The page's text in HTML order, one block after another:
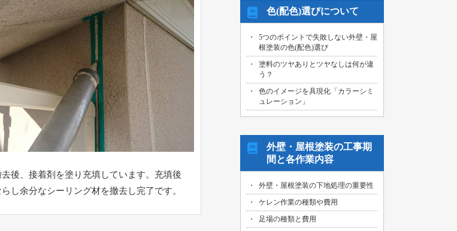
去後、接着剤を塗り充填しています。充填後
らし余分なシーリング材を撤去し完了です。
色(配色)選びについて
5つのポイントで失敗しない外壁・屋
根塗装の色(配色)選び
塗料のツヤありとツヤなしは何が違
う？
色のイメージを具現化「カラーシミ
ュレーション」
外壁・屋根塗装の工事期
間と各作業内容
外壁・屋根塗装の下地処理の重要性
ケレン作業の種類や費用
足場の種類と費用